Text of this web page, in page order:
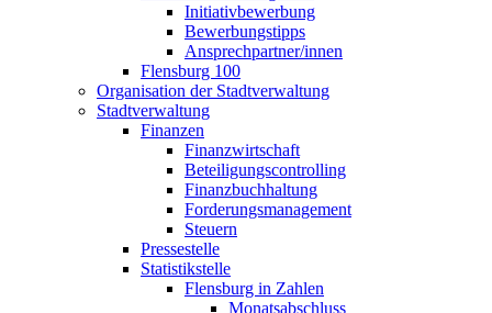
Initiativbewerbung
Bewerbungstipps
Ansprechpartner/innen
Flensburg 100
Organisation der Stadtverwaltung
Stadtverwaltung
Finanzen
Finanzwirtschaft
Beteiligungscontrolling
Finanzbuchhaltung
Forderungsmanagement
Steuern
Pressestelle
Statistikstelle
Flensburg in Zahlen
Monatsabschluss